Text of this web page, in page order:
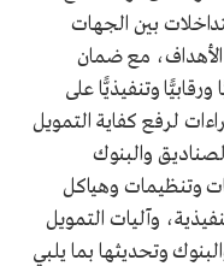
وتقليل التداخلات بين الجهات
مع ضمان
وتنفيذيًّا على
لرفع كفاية التمويل
والبنوك
وتنظيمات وهياكل
وآليات التمويل
وتحديثها بما يلبي